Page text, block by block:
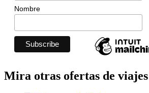
Nombre
Mira otras ofertas de viajes